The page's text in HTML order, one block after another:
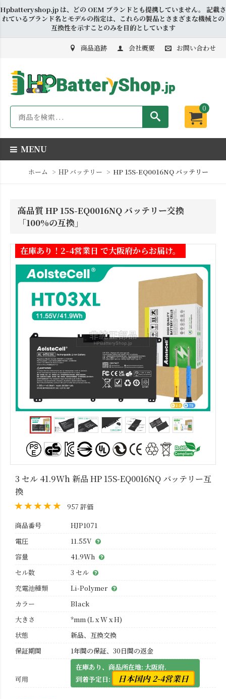
Hpbatteryshop.jp は、どの OEM ブランドとも提携していません。 記載さ
れているブランド名とモデルの指定は、これらの製品とさまざまな機械との
互換性を示すことのみを目的としています
商品追跡 会社概要 お問い合わせ
0
MENU
ホーム HP バッテリー HP 15S-EQ0016NQ バッテリー
高品質 HP 15S-EQ0016NQ バッテリー交換
「100%の互換」
在庫あり！2-4営業日 で大阪府からお届け。
3 セル 41.9Wh 新品 HP 15S-EQ0016NQ バッテリー互
換
957 評価
商品番号
HJP1071
電圧
11.55V
容量
41.9Wh
セル数
3 セル
充電池種類
Li-Polymer
カラー
Black
大きさ
*mm (L x W x H)
状態
新品、互換交換
保証期間
1年間の保証、30日間の返金
可用
在庫あり、商品所在地: 大阪府.
到着予定日:
日本国内 2-4営業日